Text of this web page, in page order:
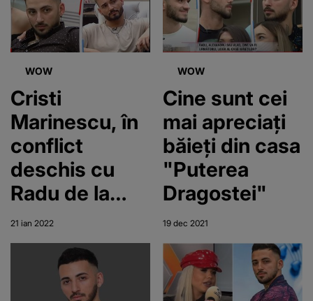
Dragostei!
Codruț
intervine: ,,El a
stricat
sezonul 4"
WOW
Cristi
Marinescu, în
conflict
deschis cu
Radu de la
"Puterea
Dragostei".
"Ăștia sunt
copii de clasa
21 ian 2022
WOW
Cine sunt cei
mai apreciați
băieți din casa
"Puterea
Dragostei"
19 dec 2021